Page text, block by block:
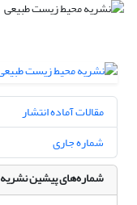
مقالات آماده انتشار
شماره جاری
شماره‌های پیشین نشریه